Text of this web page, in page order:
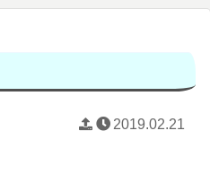
2019.02.21